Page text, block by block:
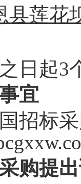
县莲花
日起3
宜
招标
购提